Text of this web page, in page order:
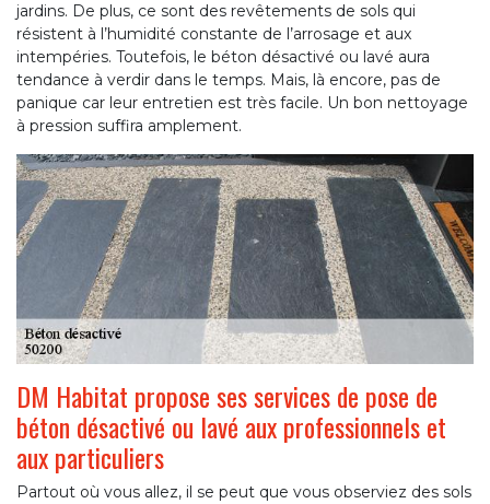
jardins. De plus, ce sont des revêtements de sols qui
résistent à l’humidité constante de l’arrosage et aux
intempéries. Toutefois, le béton désactivé ou lavé aura
tendance à verdir dans le temps. Mais, là encore, pas de
panique car leur entretien est très facile. Un bon nettoyage
à pression suffira amplement.
DM Habitat propose ses services de pose de
béton désactivé ou lavé aux professionnels et
aux particuliers
Partout où vous allez, il se peut que vous observiez des sols